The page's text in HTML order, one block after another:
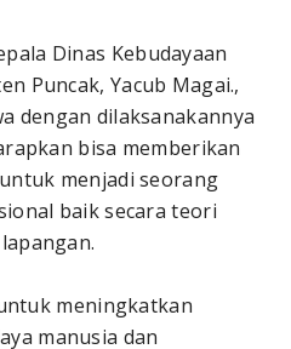
Dinas Kebudayaan
Puncak, Yacub Magai.,
dengan dilaksanakannya
bisa memberikan
menjadi seorang
baik secara teori
meningkatkan
manusia dan